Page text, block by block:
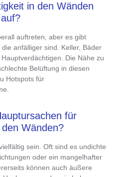
in den Wänden
auftreten, aber es gibt
anfälliger sind. Keller, Bäder
Die Nähe zu
Belüftung in diesen
Hotspots für
für
Wänden?
sein. Oft sind es undichte
oder ein mangelhafter
können auch äußere